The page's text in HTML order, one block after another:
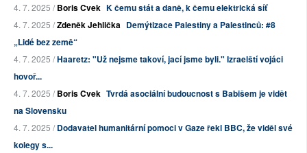
4. 7. 2025 /Boris Cvek K čemu stát a daně, k čemu elektrická síť
4. 7. 2025 /Zdeněk Jehlička Demýtizace Palestiny a Palestinců: #8
„Lidé bez země“
4. 7. 2025 /Haaretz: "Už nejsme takoví, jací jsme byli." Izraelští vojáci
hovoř...
4. 7. 2025 /Boris Cvek Tvrdá asociální budoucnost s Babišem je vidět
na Slovensku
4. 7. 2025 /Dodavatel humanitární pomoci v Gaze řekl BBC, že viděl své
kolegy s...